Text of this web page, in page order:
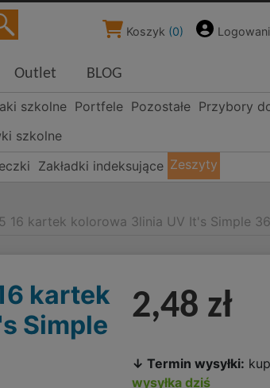
Koszyk (0)
Outlet BLOG
szkolne Portfele Pozostałe Przybory
szkolne
Zakładki indeksujące Zeszyty
16 kartek kolorowa 3linia UV It's Simple
kartek
Simple
2,48 zł
↓ Termin wysyłki:
wysyłka dziś